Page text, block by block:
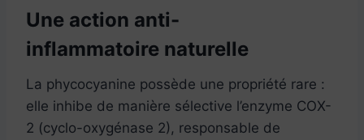
Une action anti-
inflammatoire naturelle
La phycocyanine possède une propriété rare :
elle inhibe de manière sélective l’enzyme COX-
2 (cyclo-oxygénase 2), responsable de